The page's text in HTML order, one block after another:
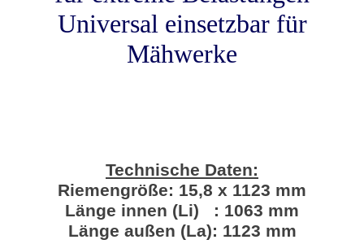
Universal einsetzbar für
Mähwerke
Technische Daten:
Riemengröße: 15,8 x 1123 mm
Länge innen (Li) : 1063 mm
Länge außen (La): 1123 mm